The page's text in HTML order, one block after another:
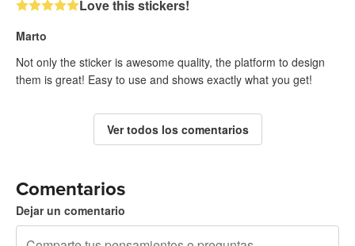
Love this stickers!
Marto
Not only the sticker is awesome quality, the platform to design
them is great! Easy to use and shows exactly what you get!
Ver todos los comentarios
Comentarios
Dejar un comentario